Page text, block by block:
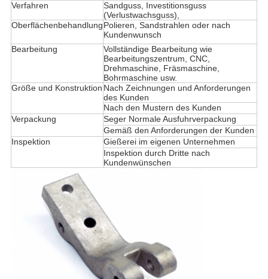
Verfahren
Sandguss, Investitionsguss
(Verlustwachsguss),
OberflächenbehandlungPolieren, Sandstrahlen oder nach
Kundenwunsch
Bearbeitung
Vollständige Bearbeitung wie
Bearbeitungszentrum, CNC,
Drehmaschine, Fräsmaschine,
Bohrmaschine usw.
Größe und Konstruktion Nach Zeichnungen und Anforderungen
des Kunden
Nach den Mustern des Kunden
Verpackung
Seger Normale Ausfuhrverpackung
Gemäß den Anforderungen der Kunden
Inspektion
Gießerei im eigenen Unternehmen
Inspektion durch Dritte nach
Kundenwünschen